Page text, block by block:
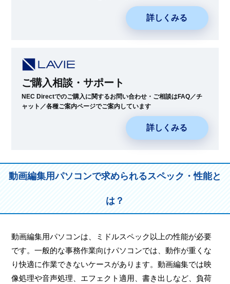
詳しくみる
ご購入相談・サポート
NEC Directでのご購入に関するお問い合わせ・ご相談はFAQ／チ
ャット／各種ご案内ページでご案内しています
詳しくみる
動画編集用パソコンで求められるスペック・性能と
は？
動画編集用パソコンは、ミドルスペック以上の性能が必要
です。一般的な事務作業向けパソコンでは、動作が重くな
り快適に作業できないケースがあります。動画編集では映
像処理や音声処理、エフェクト適用、書き出しなど、負荷